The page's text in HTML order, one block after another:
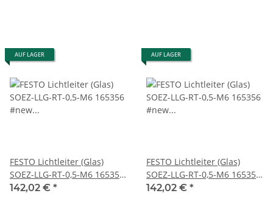
AUF LAGER
FESTO Lichtleiter (Glas)
SOEZ-LLG-RT-0,5-M6 165356
#new sealed
142,02 € *
AUF LAGER
FESTO Lichtleiter (Glas)
SOEZ-LLG-RT-0,5-M6 165356
#new w/o box
142,02 € *